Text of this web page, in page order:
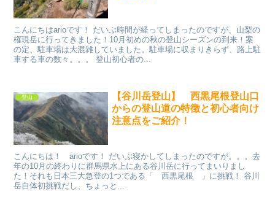
こんにちはarioです！ だいぶ時間が経ってしまったのですが、山梨の
権現岳に行ってきました！10月初めの秋の登山シーズンの到来！案
の定、駐車場は大混雑していました。駐車場に収まりきらず、路上駐
車する車の数々。。。 登山初心者の...
登山
【谷川岳登山】 西黒尾根登山口
からの登山道の特徴と初心者向け
注意点をご紹介！
こんにちは！ arioです！ だいぶ寝かしてしまったのですが。。。去
年の10月の終わりに群馬県水上にある谷川岳に行ってまいりまし
た！それも日本三大急登の1つである「 西黒尾根 」に挑戦！ 谷川
岳自体初挑戦だし、ちょっと...